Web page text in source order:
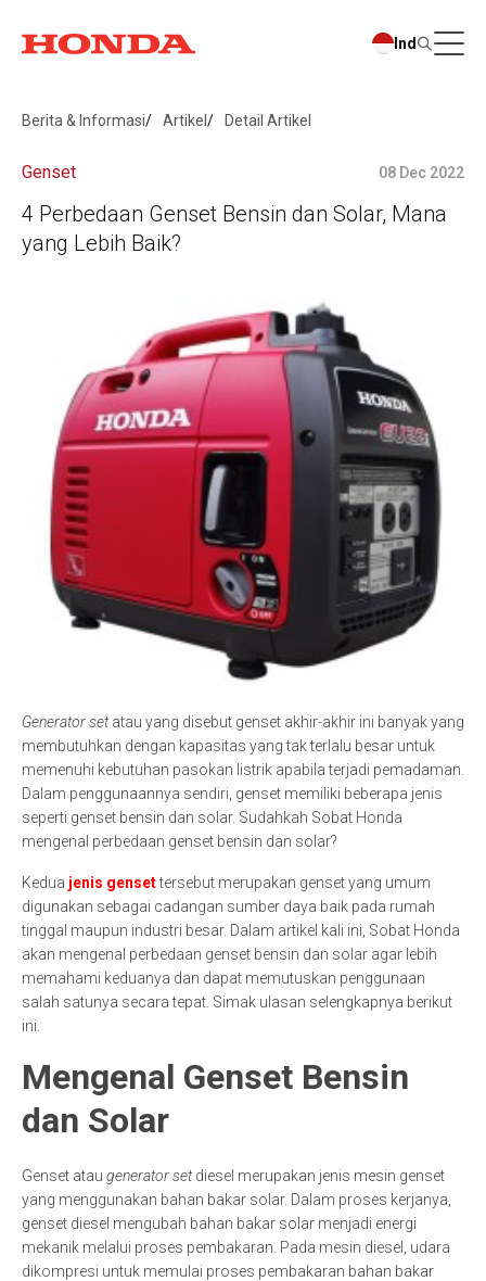
Ind
Berita & Informasi Artikel Detail Artikel
Genset 08 Dec 2022
4 Perbedaan Genset Bensin dan Solar, Mana
yang Lebih Baik?
Generator setatau yang disebut genset akhir-akhir ini banyak yang
membutuhkan dengan kapasitas yang tak terlalu besar untuk
memenuhi kebutuhan pasokan listrik apabila terjadi pemadaman.
Dalam penggunaannya sendiri, genset memiliki beberapa jenis
seperti genset bensin dan solar. Sudahkah Sobat Honda
mengenal perbedaan genset bensin dan solar?
Kedua jenis gensettersebut merupakan genset yang umum
digunakan sebagai cadangan sumber daya baik pada rumah
tinggal maupun industri besar. Dalam artikel kali ini, Sobat Honda
akan mengenal perbedaan genset bensin dan solar agar lebih
memahami keduanya dan dapat memutuskan penggunaan
salah satunya secara tepat. Simak ulasan selengkapnya berikut
ini.
Mengenal Genset Bensin
dan Solar
Genset atau generator setdiesel merupakan jenis mesin genset
yang menggunakan bahan bakar solar. Dalam proses kerjanya,
genset diesel mengubah bahan bakar solar menjadi energi
mekanik melalui proses pembakaran. Pada mesin diesel, udara
dikompresi untuk memulai proses pembakaran bahan bakar